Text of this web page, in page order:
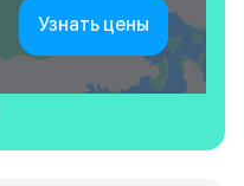
Узнать цены